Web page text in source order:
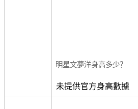
明星文夢洋身高多少？
未提供官方身高數據